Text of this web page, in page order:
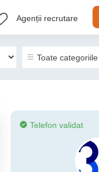
Agenții recrutare
Telefon validat